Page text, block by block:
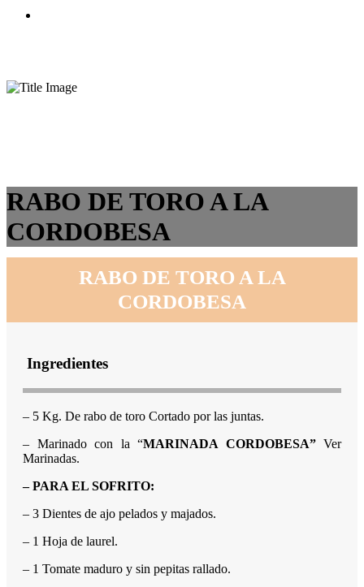
RABO DE TORO A LA
CORDOBESA
RABO DE TORO A LA
CORDOBESA
Ingredientes
– 5 Kg. De rabo de toro Cortado por las juntas.
– Marinado con la “MARINADA CORDOBESA”Ver
Marinadas.
– PARA EL SOFRITO:
– 3 Dientes de ajo pelados y majados.
– 1 Hoja de laurel.
– 1 Tomate maduro y sin pepitas rallado.